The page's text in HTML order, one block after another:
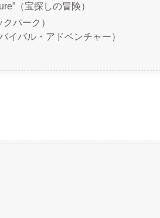
（宝探しの冒険）
クパーク）
イバル・アドベンチャー）